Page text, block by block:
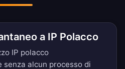
a IP Polacco
IP polacco
senza alcun processo di